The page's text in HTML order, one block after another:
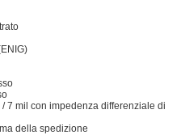
7 mil con impedenza differenziale di
della spedizione